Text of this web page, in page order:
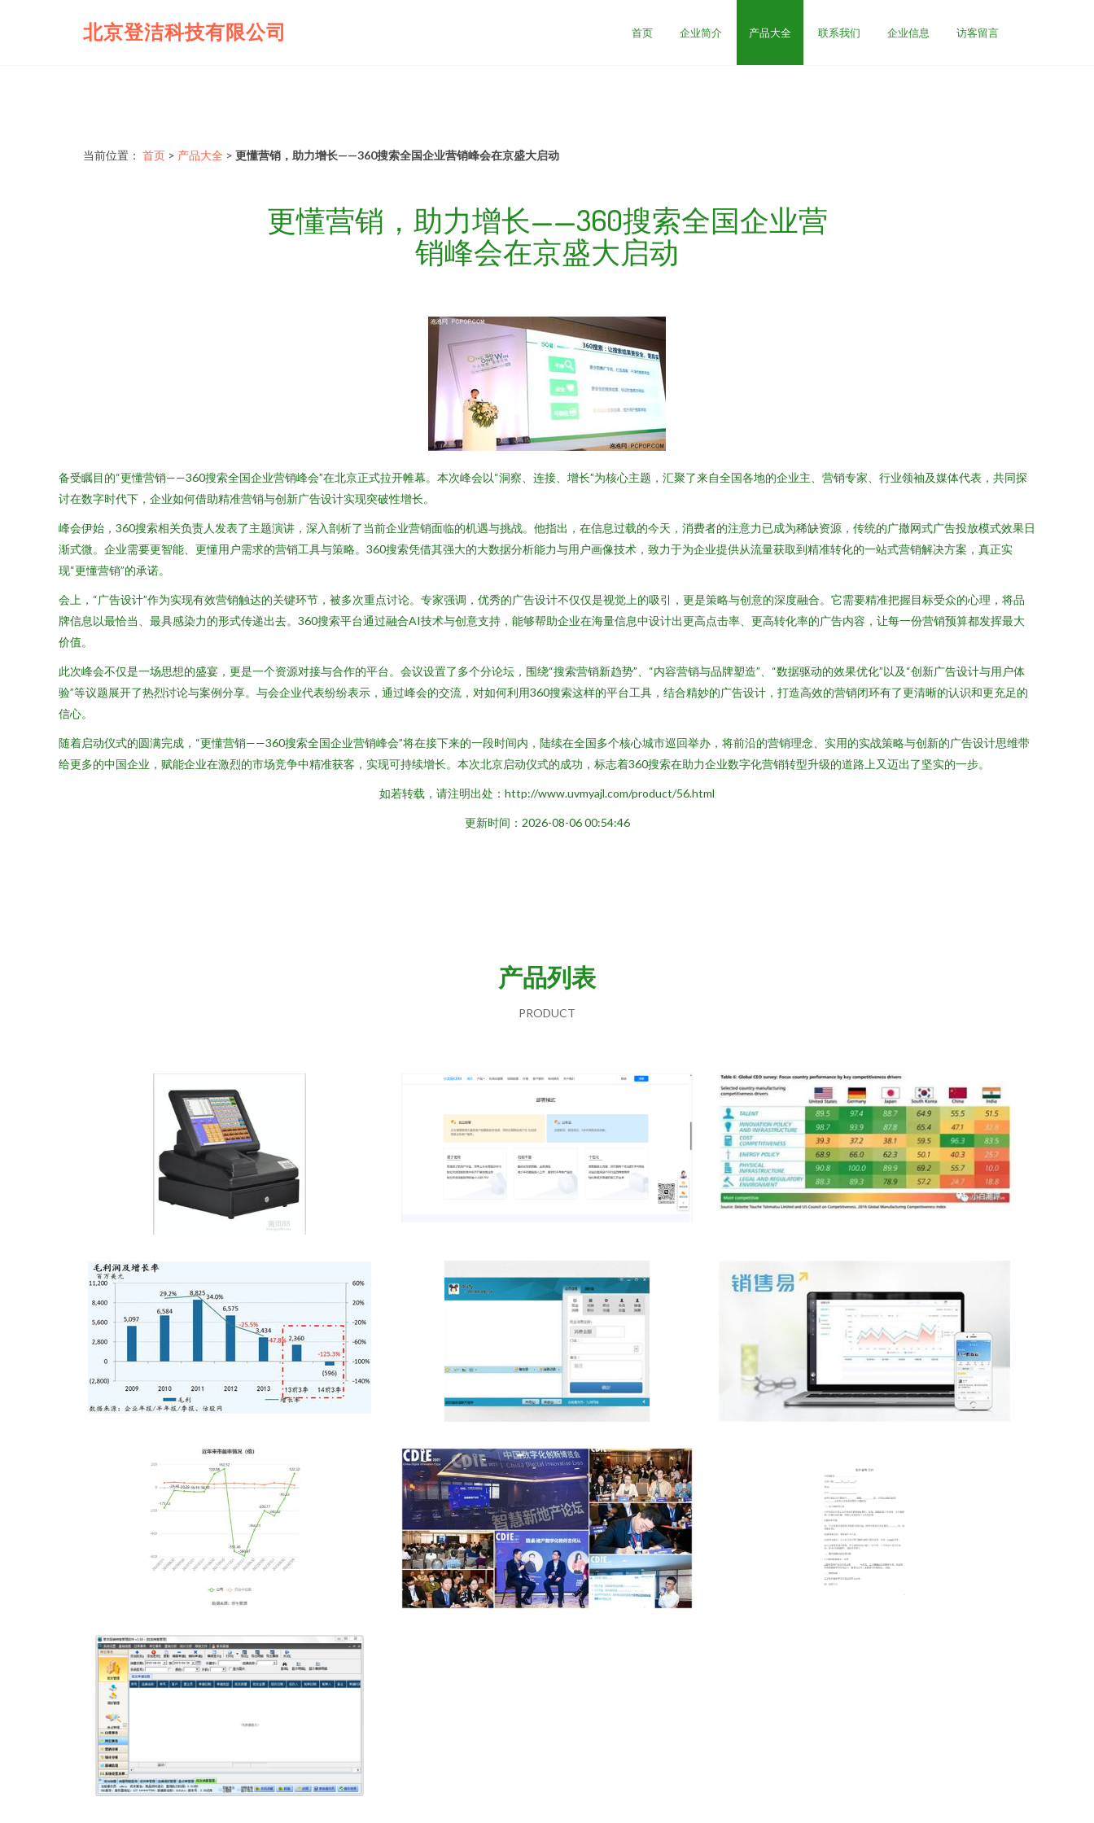
北京登洁科技有限公司 首页 企业简介 产品大全 联系我们 企业信息 访客留言
当前位置： 首页 > 产品大全 > 更懂营销，助力增长——360搜索全国企业营销峰会在京盛大启动
更懂营销，助力增长——360搜索全国企业营
销峰会在京盛大启动
备受瞩目的“更懂营销——360搜索全国企业营销峰会”在北京正式拉开帷幕。本次峰会以“洞察、连接、增长”为核心主题，汇聚了来自全国各地的企业主、营销专家、行业领袖及媒体代表，共同探
讨在数字时代下，企业如何借助精准营销与创新广告设计实现突破性增长。
峰会伊始，360搜索相关负责人发表了主题演讲，深入剖析了当前企业营销面临的机遇与挑战。他指出，在信息过载的今天，消费者的注意力已成为稀缺资源，传统的广撒网式广告投放模式效果日
渐式微。企业需要更智能、更懂用户需求的营销工具与策略。360搜索凭借其强大的大数据分析能力与用户画像技术，致力于为企业提供从流量获取到精准转化的一站式营销解决方案，真正实
现“更懂营销”的承诺。
会上，“广告设计”作为实现有效营销触达的关键环节，被多次重点讨论。专家强调，优秀的广告设计不仅仅是视觉上的吸引，更是策略与创意的深度融合。它需要精准把握目标受众的心理，将品
牌信息以最恰当、最具感染力的形式传递出去。360搜索平台通过融合AI技术与创意支持，能够帮助企业在海量信息中设计出更高点击率、更高转化率的广告内容，让每一份营销预算都发挥最大
价值。
此次峰会不仅是一场思想的盛宴，更是一个资源对接与合作的平台。会议设置了多个分论坛，围绕“搜索营销新趋势”、“内容营销与品牌塑造”、“数据驱动的效果优化”以及“创新广告设计与用户体
验”等议题展开了热烈讨论与案例分享。与会企业代表纷纷表示，通过峰会的交流，对如何利用360搜索这样的平台工具，结合精妙的广告设计，打造高效的营销闭环有了更清晰的认识和更充足的
信心。
随着启动仪式的圆满完成，“更懂营销——360搜索全国企业营销峰会”将在接下来的一段时间内，陆续在全国多个核心城市巡回举办，将前沿的营销理念、实用的实战策略与创新的广告设计思维带
给更多的中国企业，赋能企业在激烈的市场竞争中精准获客，实现可持续增长。本次北京启动仪式的成功，标志着360搜索在助力企业数字化营销转型升级的道路上又迈出了坚实的一步。
如若转载，请注明出处：http://www.uvmyajl.com/product/56.html
更新时间：2026-08-06 00:54:46
产品列表
PRODUCT